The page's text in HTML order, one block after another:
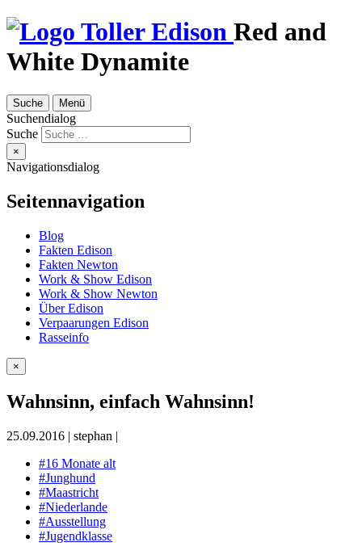
Red and
White Dynamite
Suche Menü
Suchendialog
Suche
×
Navigationsdialog
Seitennavigation
Blog
Fakten Edison
Fakten Newton
Work & Show Edison
Work & Show Newton
Über Edison
Verpaarungen Edison
Rasseinfo
×
Wahnsinn, einfach Wahnsinn!
25.09.2016 | stephan |
#16 Monate alt
#Junghund
#Maastricht
#Niederlande
#Ausstellung
#Jugendklasse